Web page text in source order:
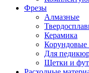
Фрезы
Алмазные
Керамика
Для
Щетки и